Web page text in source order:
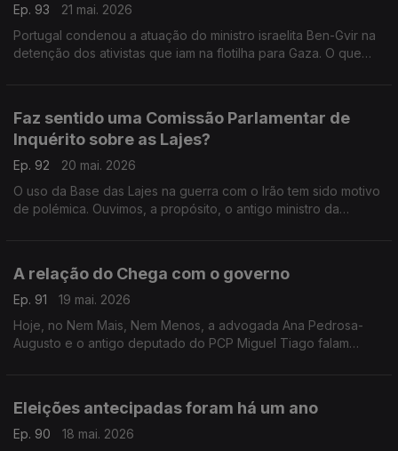
Ep. 93
21 mai. 2026
Portugal condenou a atuação do ministro israelita Ben-Gvir na
detenção dos ativistas que iam na flotilha para Gaza. O que
Faz sentido uma Comissão Parlamentar de
Inquérito sobre as Lajes?
Ep. 92
20 mai. 2026
O uso da Base das Lajes na guerra com o Irão tem sido motivo
de polémica. Ouvimos, a propósito, o antigo ministro da
A relação do Chega com o governo
Ep. 91
19 mai. 2026
Hoje, no Nem Mais, Nem Menos, a advogada Ana Pedrosa-
Augusto e o antigo deputado do PCP Miguel Tiago falam
Eleições antecipadas foram há um ano
Ep. 90
18 mai. 2026